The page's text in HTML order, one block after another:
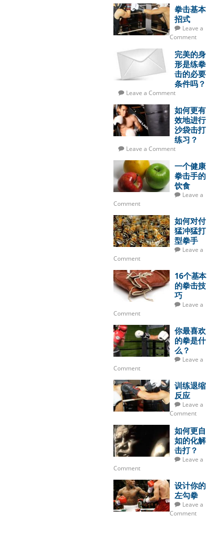
拳击基本
招式
Leave a
Comment
完美的身
形是练拳
击的必要
条件吗？
Leave a Comment
如何更有
效地进行
沙袋击打
练习？
Leave a Comment
一个健康
拳击手的
饮食
Leave a
Comment
如何对付
猛冲猛打
型拳手
Leave a
Comment
16个基本
的拳击技
巧
Leave a
Comment
你最喜欢
的拳是什
么？
Leave a
Comment
训练退缩
反应
Leave a
Comment
如何更自
如的化解
击打？
Leave a
Comment
设计你的
左勾拳
Leave a
Comment